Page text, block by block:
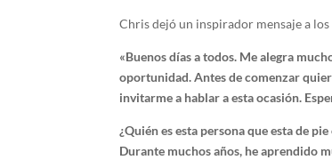
Chris dejó un inspirador mensaje a
«Buenos días a todos. Me alegra
oportunidad. Antes de comenzar
invitarme a hablar a esta ocasión.
¿Quién es esta persona que esta de
Durante muchos años, he aprendido